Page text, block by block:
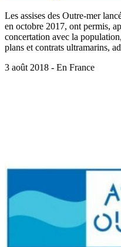
Les assises des Outre-mer
en octobre 2017, ont permis,
concertation avec la
plans et contrats ultramarins,
3 août 2018 - En France